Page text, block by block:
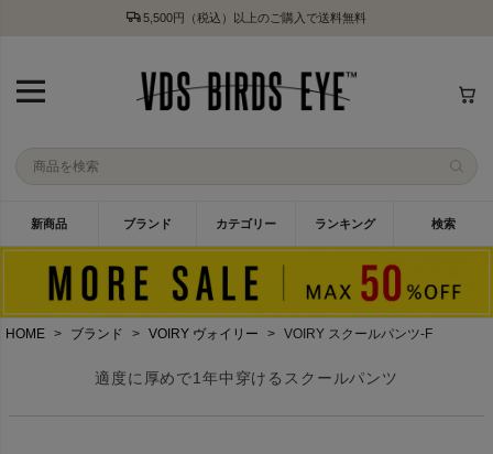
5,500円（税込）以上のご購入で送料無料
新商品 ブランド カテゴリー ランキング 検索
HOME ブランド VOIRY ヴォイリー VOIRY スクールパンツ-F
適度に厚めで1年中穿けるスクールパンツ